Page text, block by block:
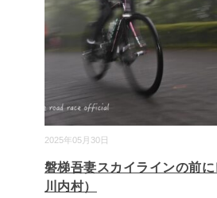
2025年05月30日
磐梯吾妻スカイラインの前
川内村）